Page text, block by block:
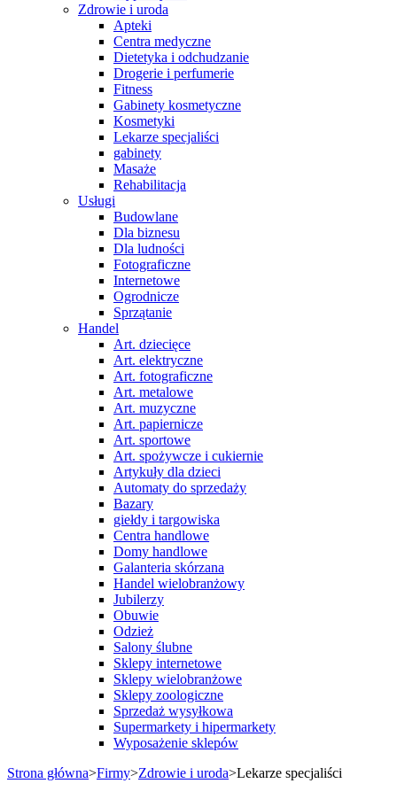
Zdrowie i uroda
Apteki
Centra medyczne
Dietetyka i odchudzanie
Drogerie i perfumerie
Fitness
Gabinety kosmetyczne
Kosmetyki
Lekarze specjaliści
gabinety
Masaże
Rehabilitacja
Usługi
Budowlane
Dla biznesu
Dla ludności
Fotograficzne
Internetowe
Ogrodnicze
Sprzątanie
Handel
Art. dziecięce
Art. elektryczne
Art. fotograficzne
Art. metalowe
Art. muzyczne
Art. papiernicze
Art. sportowe
Art. spożywcze i cukiernie
Artykuły dla dzieci
Automaty do sprzedaży
Bazary
giełdy i targowiska
Centra handlowe
Domy handlowe
Galanteria skórzana
Handel wielobranżowy
Jubilerzy
Obuwie
Odzież
Salony ślubne
Sklepy internetowe
Sklepy wielobranżowe
Sklepy zoologiczne
Sprzedaż wysyłkowa
Supermarkety i hipermarkety
Wyposażenie sklepów
Strona główna>Firmy>Zdrowie i uroda>Lekarze specjaliści